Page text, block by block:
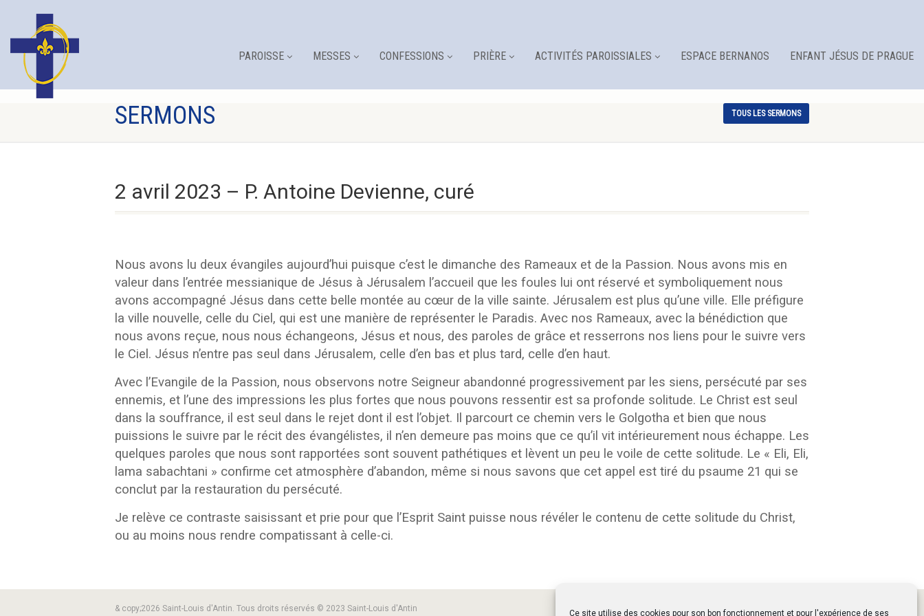
Ce site utilise des cookies pour son bon fonctionnement et pour l'expérience de ses
PAROISSE MESSES CONFESSIONS PRIÈRE ACTIVITÉS PAROISSIALES ESPACE BERNANOS ENFANT JÉSUS DE PRAGUE
SERMONS TOUS LES SERMONS
2 avril 2023 – P. Antoine Devienne, curé
Nous avons lu deux évangiles aujourd’hui puisque c’est le dimanche des Rameaux et de la Passion. Nous avons mis en
valeur dans l’entrée messianique de Jésus à Jérusalem l’accueil que les foules lui ont réservé et symboliquement nous
avons accompagné Jésus dans cette belle montée au cœur de la ville sainte. Jérusalem est plus qu’une ville. Elle préfigure
la ville nouvelle, celle du Ciel, qui est une manière de représenter le Paradis. Avec nos Rameaux, avec la bénédiction que
nous avons reçue, nous nous échangeons, Jésus et nous, des paroles de grâce et resserrons nos liens pour le suivre vers
le Ciel. Jésus n’entre pas seul dans Jérusalem, celle d’en bas et plus tard, celle d’en haut.
Avec l’Evangile de la Passion, nous observons notre Seigneur abandonné progressivement par les siens, persécuté par ses
ennemis, et l’une des impressions les plus fortes que nous pouvons ressentir est sa profonde solitude. Le Christ est seul
dans la souffrance, il est seul dans le rejet dont il est l’objet. Il parcourt ce chemin vers le Golgotha et bien que nous
puissions le suivre par le récit des évangélistes, il n’en demeure pas moins que ce qu’il vit intérieurement nous échappe. Les
quelques paroles que nous sont rapportées sont souvent pathétiques et lèvent un peu le voile de cette solitude. Le « Eli, Eli,
lama sabachtani » confirme cet atmosphère d’abandon, même si nous savons que cet appel est tiré du psaume 21 qui se
conclut par la restauration du persécuté.
Je relève ce contraste saisissant et prie pour que l’Esprit Saint puisse nous révéler le contenu de cette solitude du Christ,
ou au moins nous rendre compatissant à celle-ci.
& copy;2026 Saint-Louis d'Antin. Tous droits réservés © 2023 Saint-Louis d'Antin